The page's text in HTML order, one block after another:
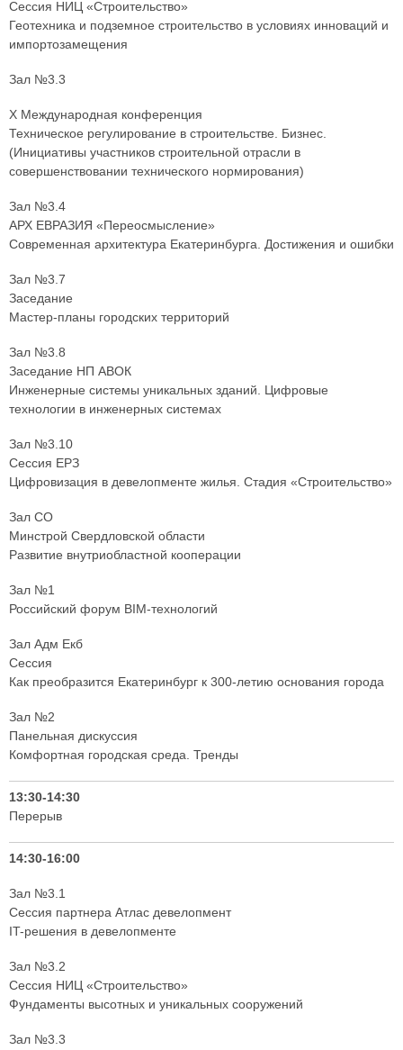
Сессия НИЦ «Строительство»
Геотехника и подземное строительство в условиях инноваций и
импортозамещения
Зал №3.3
X Международная конференция
Техническое регулирование в строительстве. Бизнес.
(Инициативы участников строительной отрасли в
совершенствовании технического нормирования)
Зал №3.4
АРХ ЕВРАЗИЯ «Переосмысление»
Современная архитектура Екатеринбурга. Достижения и ошибки
Зал №3.7
Заседание
Мастер-планы городских территорий
Зал №3.8
Заседание НП АВОК
Инженерные системы уникальных зданий. Цифровые
технологии в инженерных системах
Зал №3.10
Сессия ЕРЗ
Цифровизация в девелопменте жилья. Стадия «Строительство»
Зал СО
Минстрой Свердловской области
Развитие внутриобластной кооперации
Зал №1
Российский форум BIM-технологий
Зал Адм Екб
Сессия
Как преобразится Екатеринбург к 300-летию основания города
Зал №2
Панельная дискуссия
Комфортная городская среда. Тренды
13:30-14:30
Перерыв
14:30-16:00
Зал №3.1
Сессия партнера Атлас девелопмент
IT-решения в девелопменте
Зал №3.2
Сессия НИЦ «Строительство»
Фундаменты высотных и уникальных сооружений
Зал №3.3